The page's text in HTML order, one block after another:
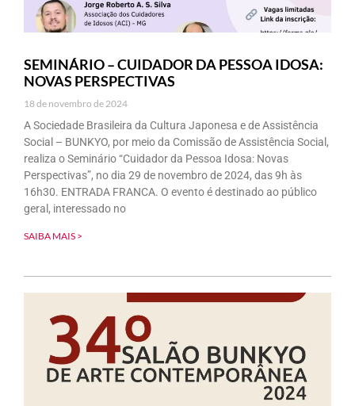
SEMINÁRIO – CUIDADOR DA PESSOA IDOSA:
NOVAS PERSPECTIVAS
18 de novembro de 2024
A Sociedade Brasileira da Cultura Japonesa e de Assistência
Social – BUNKYO, por meio da Comissão de Assistência Social,
realiza o Seminário “Cuidador da Pessoa Idosa: Novas
Perspectivas”, no dia 29 de novembro de 2024, das 9h às
16h30. ENTRADA FRANCA. O evento é destinado ao público
geral, interessado no
SAIBA MAIS >